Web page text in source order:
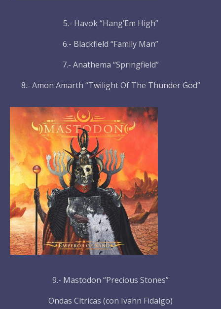
5.- Havok “Hang’Em High”
6.- Blackfield “Family Man”
7.- Anathema “Springfield”
8.- Amon Amarth “Twilight Of The Thunder God”
9.- Mastodon “Precious Stones”
Ondas Cítricas (con Ivahn Fidalgo)